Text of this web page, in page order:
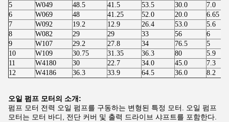
5
W049 48.5 41.5 53.5 30.0
7.0
6
W069 48 41.25 52.0 20.0
6.65
7
W092 19.2 12.9 26.4 53.0
5.6
8
W082 29 29 33 56
6
9
W107 29.2 27.8 34 76.5
5
10
W109 30.75 31.35 36.3 80
5.9
11
W4180 30 22.7 34.0 45.0
7.3
12
W4186 36.3 33.9 64.5 36.0 8.2
오일 펌프 모터의 소개:
펌프 모터 전력 오일 펌프를 구동하는 변형된 특정 모터. 오일 펌프
모터는 모터 바디, 전단 커버 및 출력 드라이브 샤프트를 포함한다.